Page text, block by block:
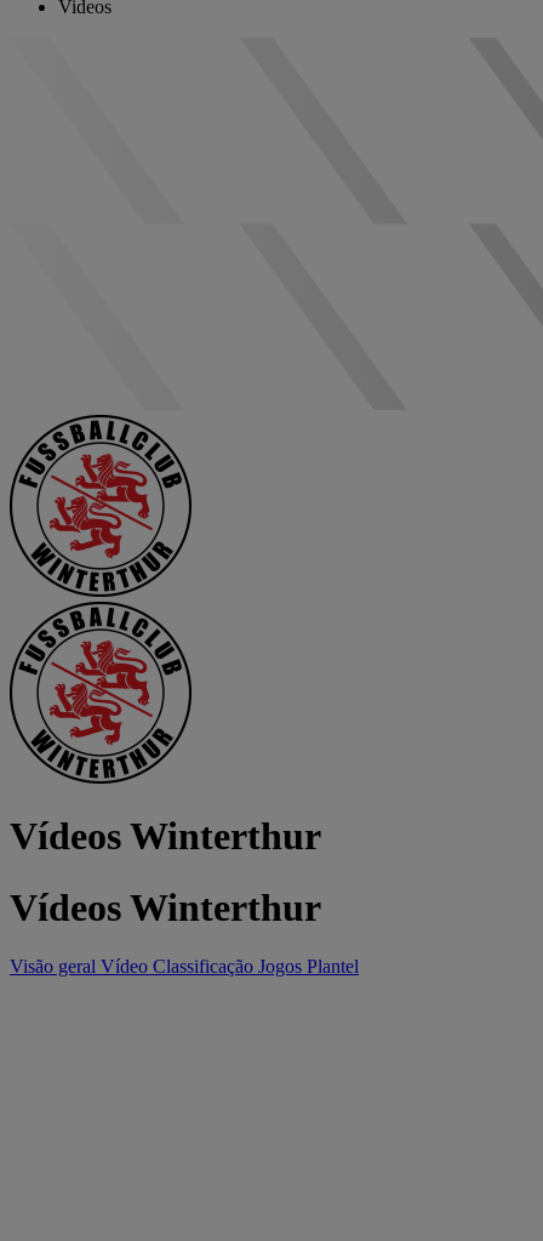
Videos
Vídeos Winterthur
Vídeos Winterthur
Visão geral Vídeo Classificação Jogos Plantel